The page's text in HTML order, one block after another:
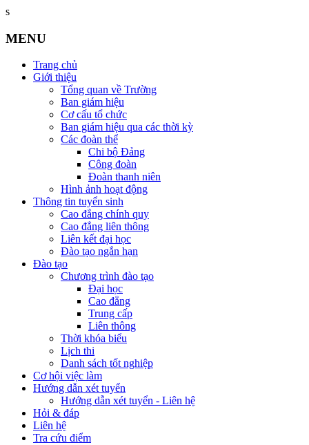
s
MENU
Trang chủ
Giới thiệu
Tổng quan về Trường
Ban giám hiệu
Cơ cấu tổ chức
Ban giám hiệu qua các thời kỳ
Các đoàn thể
Chi bộ Đảng
Công đoàn
Đoàn thanh niên
Hình ảnh hoạt động
Thông tin tuyển sinh
Cao đẳng chính quy
Cao đẳng liên thông
Liên kết đại học
Đào tạo ngắn hạn
Đào tạo
Chương trình đào tạo
Đại học
Cao đẳng
Trung cấp
Liên thông
Thời khóa biểu
Lịch thi
Danh sách tốt nghiệp
Cơ hội việc làm
Hướng dẫn xét tuyển
Hướng dẫn xét tuyển - Liên hệ
Hỏi & đáp
Liên hệ
Tra cứu điểm